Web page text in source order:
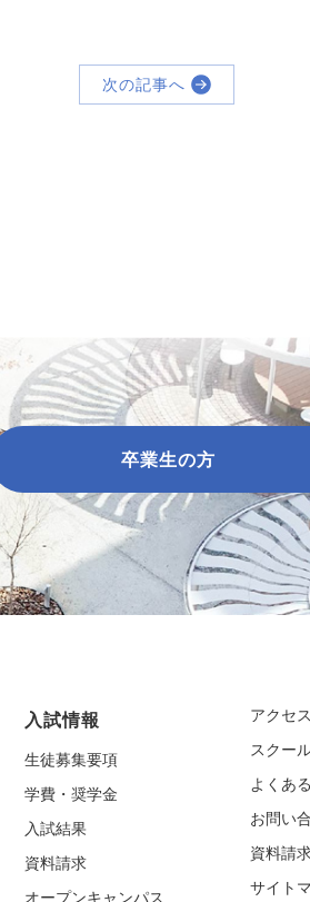
次の記事へ
卒業生の方
入試情報
生徒募集要項
学費・奨学金
入試結果
資料請求
オープンキャンパス
アクセ
スクー
よくあ
お問い
資料請
サイト